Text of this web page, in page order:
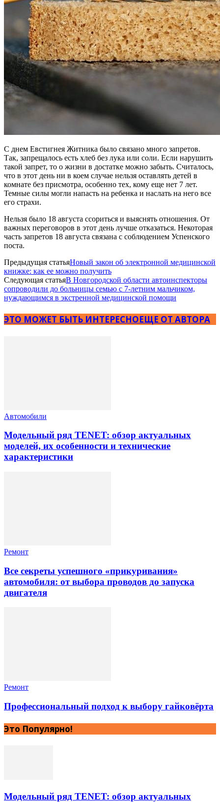
С днем Евстигнея Житника было связано много запретов.
Так, запрещалось есть хлеб без лука или соли. Если нарушить
такой запрет, то о жизни в достатке можно забыть. Считалось,
что в этот день ни в коем случае нельзя оставлять детей в
комнате без присмотра, особенно тех, кому еще нет 7 лет.
Темные силы могли напасть на ребенка и наслать на него все
его страхи.
Нельзя было 18 августа ссориться и выяснять отношения. От
важных переговоров в этот день лучше отказаться. Некоторая
часть запретов 18 августа связана с соблюдением Успенского
поста.
Предыдущая статьяНовый закон об электронной медицинской
книжке: как ее можно получить
Следующая статьяВ Новгородской области автоинспекторы
сопроводили до больницы семью с 7-летним мальчиком,
нуждающимся в экстренной медицинской помощи
ЭТО МОЖЕТ БЫТЬ ИНТЕРЕСНОЕЩЕ ОТ АВТОРА
Автомобили
Модельный ряд TENET: обзор актуальных
моделей, их особенности и технические
характеристики
Ремонт
Все секреты успешного «прикуривания»
автомобиля: от выбора проводов до запуска
двигателя
Ремонт
Профессиональный подход к выбору гайковёрта
Это Популярно!
Модельный ряд TENET: обзор актуальных